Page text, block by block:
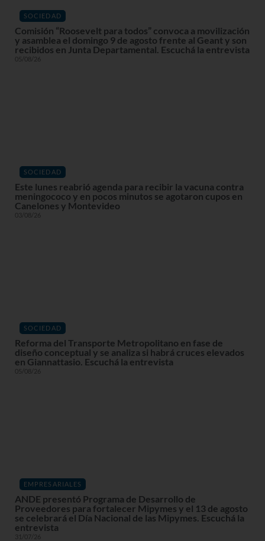
SOCIEDAD
Comisión “Roosevelt para todos” convoca a movilización
y asamblea el domingo 9 de agosto frente al Geant y son
recibidos en Junta Departamental. Escuchá la entrevista
05/08/26
SOCIEDAD
Este lunes reabrió agenda para recibir la vacuna contra
meningococo y en pocos minutos se agotaron cupos en
Canelones y Montevideo
03/08/26
SOCIEDAD
Reforma del Transporte Metropolitano en fase de
diseño conceptual y se analiza si habrá cruces elevados
en Giannattasio. Escuchá la entrevista
05/08/26
EMPRESARIALES
ANDE presentó Programa de Desarrollo de
Proveedores para fortalecer Mipymes y el 13 de agosto
se celebrará el Día Nacional de las Mipymes. Escuchá la
entrevista
31/07/26